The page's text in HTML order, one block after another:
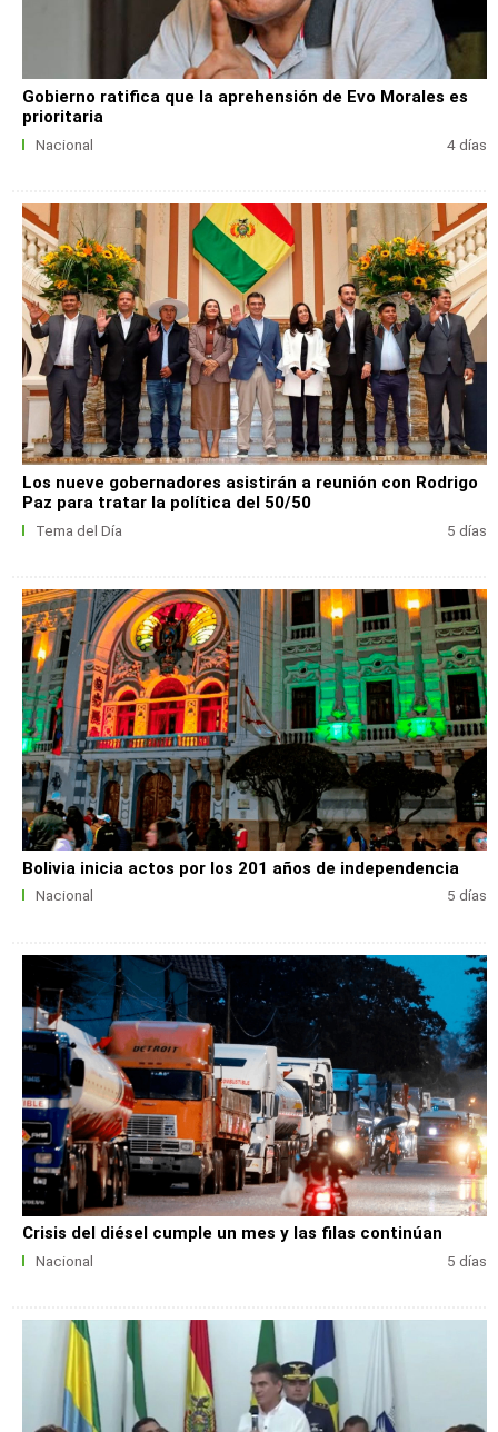
Gobierno ratifica que la aprehensión de Evo Morales es
prioritaria
Nacional 4 días
Los nueve gobernadores asistirán a reunión con Rodrigo
Paz para tratar la política del 50/50
Tema del Día 5 días
Bolivia inicia actos por los 201 años de independencia
Nacional 5 días
Crisis del diésel cumple un mes y las filas continúan
Nacional 5 días